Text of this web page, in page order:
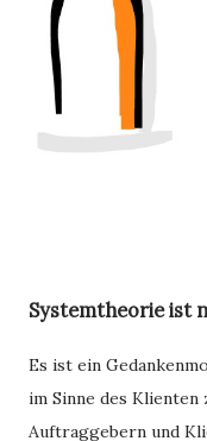
Systemtheorie ist
Es ist ein
im Sinne des
Auftraggebern und